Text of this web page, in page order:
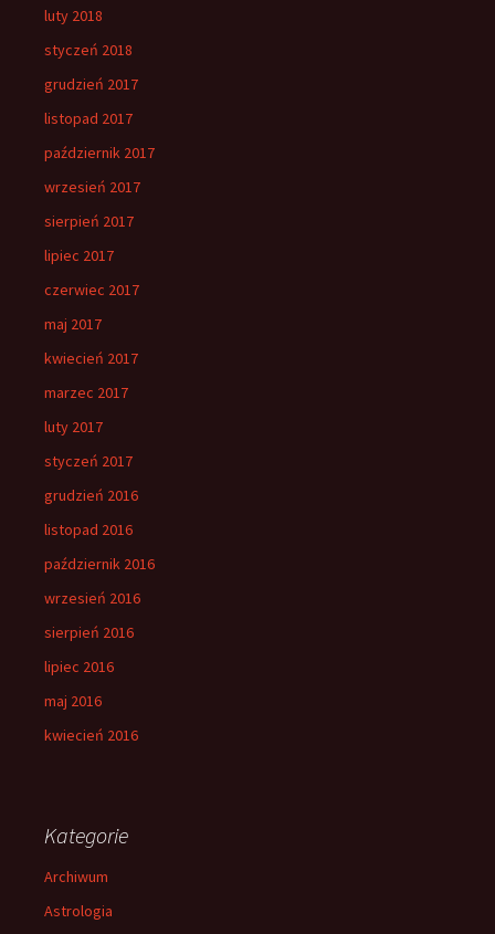
luty 2018
styczeń 2018
grudzień 2017
listopad 2017
październik 2017
wrzesień 2017
sierpień 2017
lipiec 2017
czerwiec 2017
maj 2017
kwiecień 2017
marzec 2017
luty 2017
styczeń 2017
grudzień 2016
listopad 2016
październik 2016
wrzesień 2016
sierpień 2016
lipiec 2016
maj 2016
kwiecień 2016
Kategorie
Archiwum
Astrologia